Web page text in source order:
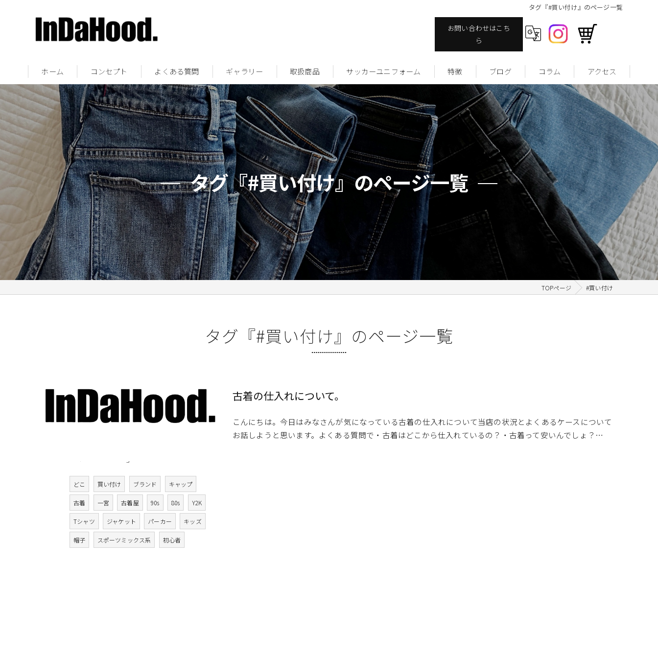
タグ『#買い付け』のページ一覧
お問い合わせはこち
ら
ホーム コンセプト よくある質問 ギャラリー 取扱商品 サッカーユニフォーム 特徴
ヴィンテージ
ファッション
ストリート
ユーズドウェア
サッカーユニフォームについて
ブログ コラム アクセス
タグ『#買い付け』のページ一覧
TOPページ #買い付け
タグ『#買い付け』のページ一覧
古着の仕入れについて。
こんにちは。今日はみなさんが気になっている古着の仕入れについて当店の状況とよくあるケースについて
お話しようと思います。よくある質問で・古着はどこから仕入れているの？・古着って安いんでしょ？…
どこ 買い付け ブランド キャップ
古着 一宮 古着屋 90s 80s Y2K
Tシャツ ジャケット パーカー キッズ
帽子 スポーツミックス系 初心者